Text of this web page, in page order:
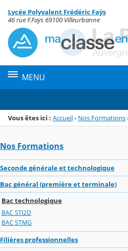
Menu de la rubrique
Contenu
Lycée Polyvalent Frédéric Faÿs
46 rue F.Faÿs 69100 Villeurbanne
MENU
Vous êtes ici : Accueil› Nos Formations
Nos Formations
Seconde générale et technologique
Bac général (première et terminale)
Bac technologique
BAC STI2D
BAC STMG
Filières professionnelles